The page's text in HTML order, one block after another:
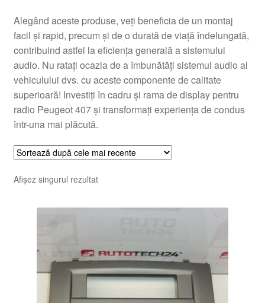
Alegând aceste produse, veți beneficia de un montaj
facil și rapid, precum și de o durată de viață îndelungată,
contribuind astfel la eficiența generală a sistemului
audio. Nu ratați ocazia de a îmbunătăți sistemul audio al
vehiculului dvs. cu aceste componente de calitate
superioară! Investiți în cadru și rama de display pentru
radio Peugeot 407 și transformați experiența de condus
într-una mai plăcută.
Afișez singurul rezultat